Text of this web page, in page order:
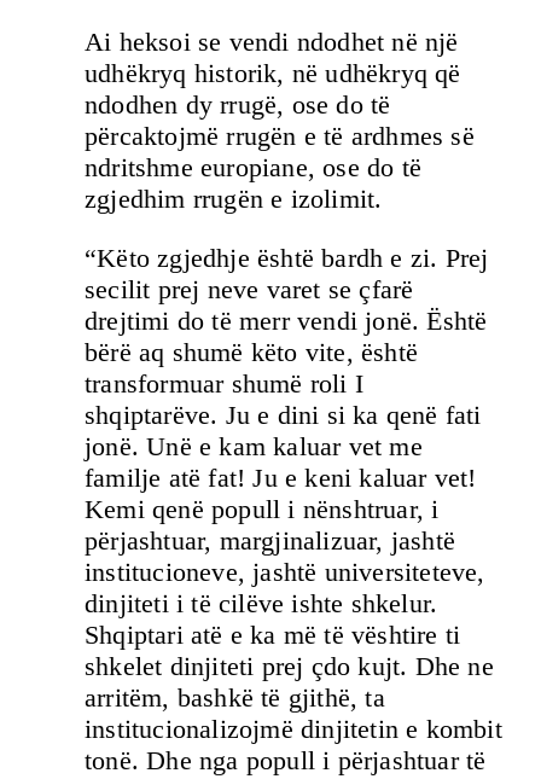
Ai heksoi se vendi ndodhet në një
udhëkryq historik, në udhëkryq që
ndodhen dy rrugë, ose do të
përcaktojmë rrugën e të ardhmes së
ndritshme europiane, ose do të
zgjedhim rrugën e izolimit.
“Këto zgjedhje është bardh e zi. Prej
secilit prej neve varet se çfarë
drejtimi do të merr vendi jonë. Është
bërë aq shumë këto vite, është
transformuar shumë roli I
shqiptarëve. Ju e dini si ka qenë fati
jonë. Unë e kam kaluar vet me
familje atë fat! Ju e keni kaluar vet!
Kemi qenë popull i nënshtruar, i
përjashtuar, margjinalizuar, jashtë
institucioneve, jashtë universiteteve,
dinjiteti i të cilëve ishte shkelur.
Shqiptari atë e ka më të vështire ti
shkelet dinjiteti prej çdo kujt. Dhe ne
arritëm, bashkë të gjithë, ta
institucionalizojmë dinjitetin e kombit
tonë. Dhe nga popull i përjashtuar të